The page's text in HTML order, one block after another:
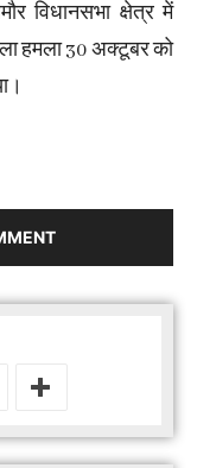
विधानसभा क्षेत्र में
हमला 30 अक्टूबर को